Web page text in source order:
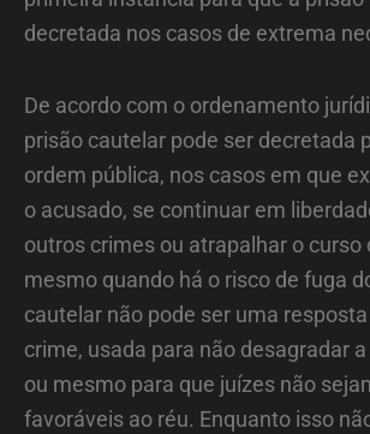
decretada nos casos de extrema
De acordo com o ordenamento
prisão cautelar pode ser decretada
ordem pública, nos casos em que
o acusado, se continuar em
outros crimes ou atrapalhar o curso
mesmo quando há o risco de fuga
cautelar não pode ser uma
crime, usada para não desagradar
ou mesmo para que juízes não
favoráveis ao réu. Enquanto isso